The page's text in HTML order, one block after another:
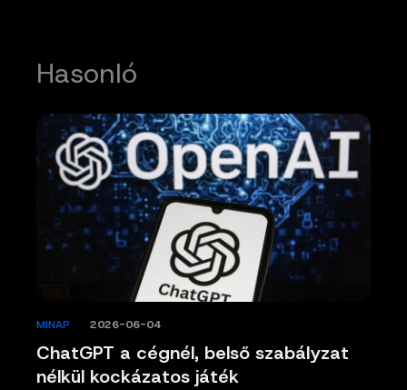
Hasonló
ChatGPT a cégnél, belső szabályzat
nélkül kockázatos játék
MINAP 2026-06-04